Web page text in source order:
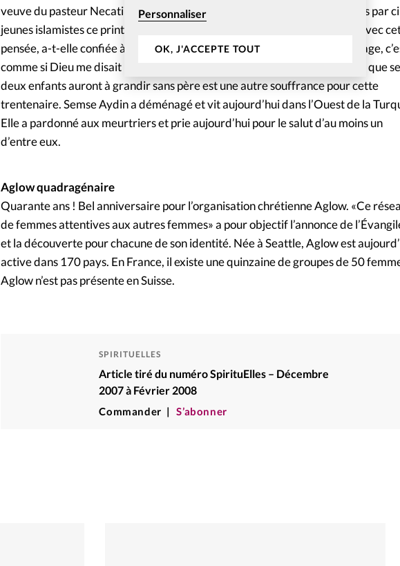
Personnaliser
OK, J'ACCEPTE TOUT
veuve du pasteur Necati Aydin, torturé à mort avec deux autres chrétiens par
jeunes islamistes ce printemps, en Turquie. Elle se réveille chaque matin avec
pensée, a-t-elle confiée à l’agence Compass. «Après neuf années de mariage,
comme si Dieu me disait : “Je veux maintenant reprendre Necati”». Le fait que
deux enfants auront à grandir sans père est une autre souffrance pour cette
trentenaire. Semse Aydin a déménagé et vit aujourd’hui dans l’Ouest de la
Elle a pardonné aux meurtriers et prie aujourd’hui pour le salut d’au moins un
d’entre eux.
Aglow quadragénaire
Quarante ans ! Bel anniversaire pour l’organisation chrétienne Aglow. «Ce
de femmes attentives aux autres femmes» a pour objectif l’annonce de
et la découverte pour chacune de son identité. Née à Seattle, Aglow est
active dans 170 pays. En France, il existe une quinzaine de groupes de 50
Aglow n’est pas présente en Suisse.
SPIRITUELLES
Article tiré du numéro SpirituElles – Décembre
2007 à Février 2008
Commander S’abonner